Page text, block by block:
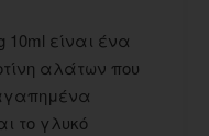
10ml είναι ένα
αλάτων που
το γλυκό